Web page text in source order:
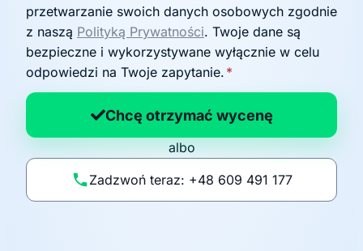
g
o
d
a
n
p
li
t
przetwarzanie swoich danych osobowych zgodnie
z naszą Polityką Prywatności. Twoje dane są
bezpieczne i wykorzystywane wyłącznie w celu
odpowiedzi na Twoje zapytanie. *
Chcę otrzymać wycenę
albo
Zadzwoń teraz: +48 609 491 177